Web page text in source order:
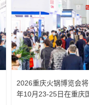
2026重庆火锅博览会
年10月23-25日在重庆